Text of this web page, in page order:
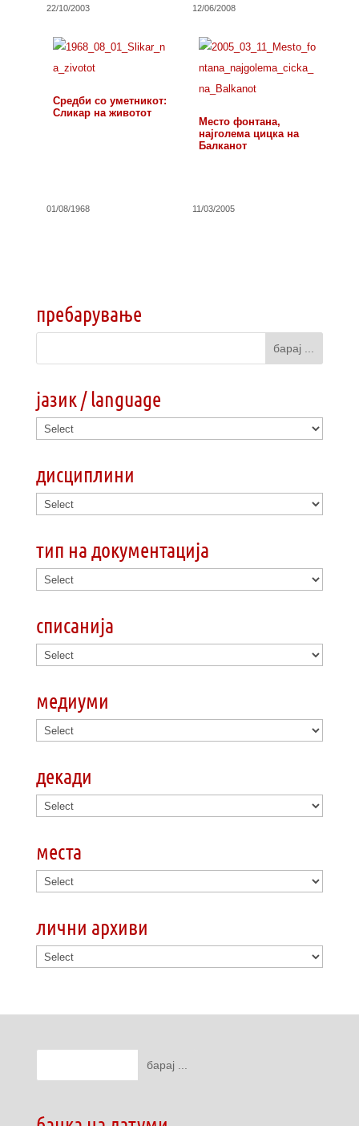
22/10/2003 12/06/2008
Средби со уметникот:
Сликар на животот
01/08/1968
Место фонтана,
најголема цицка на
Балканот
11/03/2005
пребарување
јазик / language
дисциплини
тип на документација
списанија
медиуми
декади
места
лични архиви